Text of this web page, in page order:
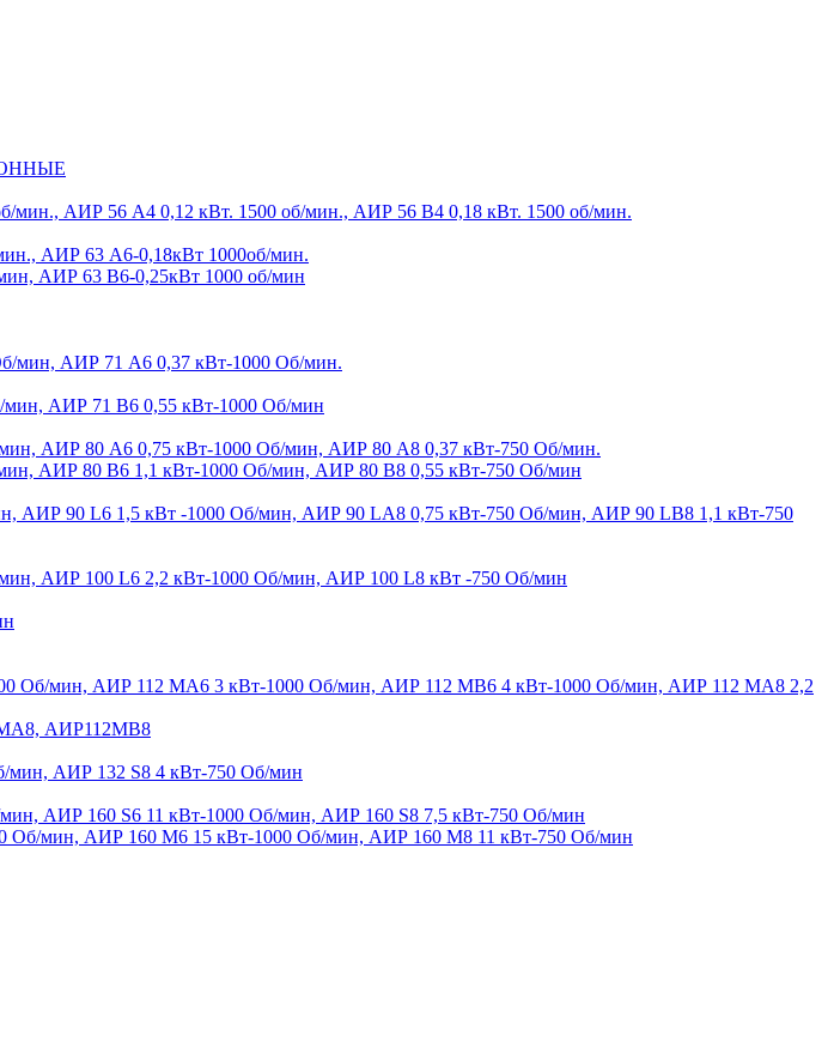
мин., АИР 56 А4 0,12 кВт. 1500 об/мин., АИР 56 В4 0,18 кВт. 1500 об/мин.
АИР 63 А6-0,18кВт 1000об/мин.
АИР 63 В6-0,25кВт 1000 об/мин
мин, АИР 71 А6 0,37 кВт-1000 Об/мин.
мин, АИР 71 В6 0,55 кВт-1000 Об/мин
АИР 80 А6 0,75 кВт-1000 Об/мин, АИР 80 А8 0,37 кВт-750 Об/мин.
АИР 80 В6 1,1 кВт-1000 Об/мин, АИР 80 В8 0,55 кВт-750 Об/мин
АИР 90 L6 1,5 кВт -1000 Об/мин, АИР 90 LA8 0,75 кВт-750 Об/мин, АИР 90 LB8 1,1 кВт-750
АИР 100 L6 2,2 кВт-1000 Об/мин, АИР 100 L8 кВт -750 Об/мин
Об/мин, АИР 112 МА6 3 кВт-1000 Об/мин, АИР 112 МВ6 4 кВт-1000 Об/мин, АИР 112 МА8 2,2
АИР112МВ8
мин, АИР 132 S8 4 кВт-750 Об/мин
АИР 160 S6 11 кВт-1000 Об/мин, АИР 160 S8 7,5 кВт-750 Об/мин
Об/мин, АИР 160 М6 15 кВт-1000 Об/мин, АИР 160 М8 11 кВт-750 Об/мин